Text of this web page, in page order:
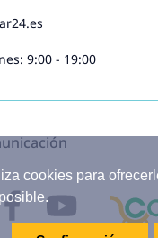
cookies para
9:00 - 19:00